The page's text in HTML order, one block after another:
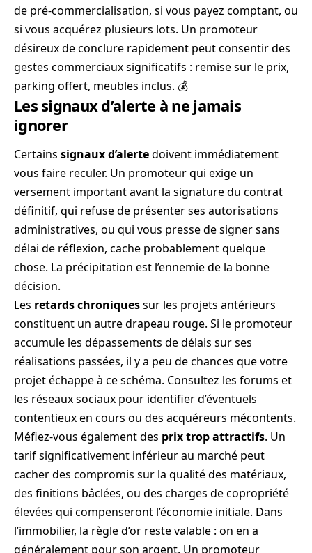
de pré-commercialisation, si vous payez comptant, ou
si vous acquérez plusieurs lots. Un promoteur
désireux de conclure rapidement peut consentir des
gestes commerciaux significatifs : remise sur le prix,
parking offert, meubles inclus. 💰
Les signaux d’alerte à ne jamais
ignorer
Certains signaux d’alertedoivent immédiatement
vous faire reculer. Un promoteur qui exige un
versement important avant la signature du contrat
définitif, qui refuse de présenter ses autorisations
administratives, ou qui vous presse de signer sans
délai de réflexion, cache probablement quelque
chose. La précipitation est l’ennemie de la bonne
décision.
Les retards chroniquessur les projets antérieurs
constituent un autre drapeau rouge. Si le promoteur
accumule les dépassements de délais sur ses
réalisations passées, il y a peu de chances que votre
projet échappe à ce schéma. Consultez les forums et
les réseaux sociaux pour identifier d’éventuels
contentieux en cours ou des acquéreurs mécontents.
Méfiez-vous également des prix trop attractifs. Un
tarif significativement inférieur au marché peut
cacher des compromis sur la qualité des matériaux,
des finitions bâclées, ou des charges de copropriété
élevées qui compenseront l’économie initiale. Dans
l’immobilier, la règle d’or reste valable : on en a
généralement pour son argent. Un promoteur